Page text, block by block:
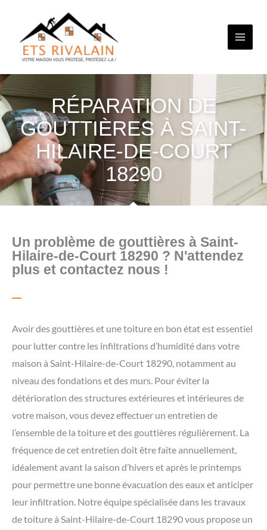
contenu
RÉPARATION DE
GOUTTIÈRES À SAINT-
HILAIRE-DE-COURT
18290
Un problème de gouttières à Saint-
Hilaire-de-Court 18290 ? N'attendez
plus et contactez nous !
Avoir des gouttières et une toiture en bon état est essentiel
pour lutter contre les infiltrations d’humidité dans votre
maison à Saint-Hilaire-de-Court 18290, notamment au
niveau des fondations et des murs. Pour éviter la
détérioration des structures extérieures et intérieures de
votre maison, vous devez effectuer un entretien de
l’ensemble de la toiture et des gouttières régulièrement. La
fréquence de cet entretien doit être faite annuellement,
idéalement avant la saison d’hivers et après le printemps
pour permettre une bonne évacuation des eaux et anticiper
leur infiltration. Notre équipe spécialisée dans les travaux
de toiture à Saint-Hilaire-de-Court 18290 vous propose un